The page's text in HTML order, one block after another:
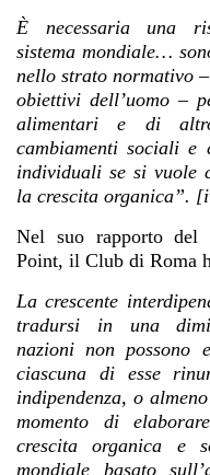
È necessaria una
sistema mondiale…
nello strato normativo
obiettivi dell’uomo –
alimentari e di
cambiamenti sociali e
individuali se si vuole
la crescita organica”.
Nel suo rapporto del
Point, il Club di Roma
La crescente
tradursi in una
nazioni non possono
ciascuna di esse
indipendenza, o
momento di
crescita organica e
mondiale basato